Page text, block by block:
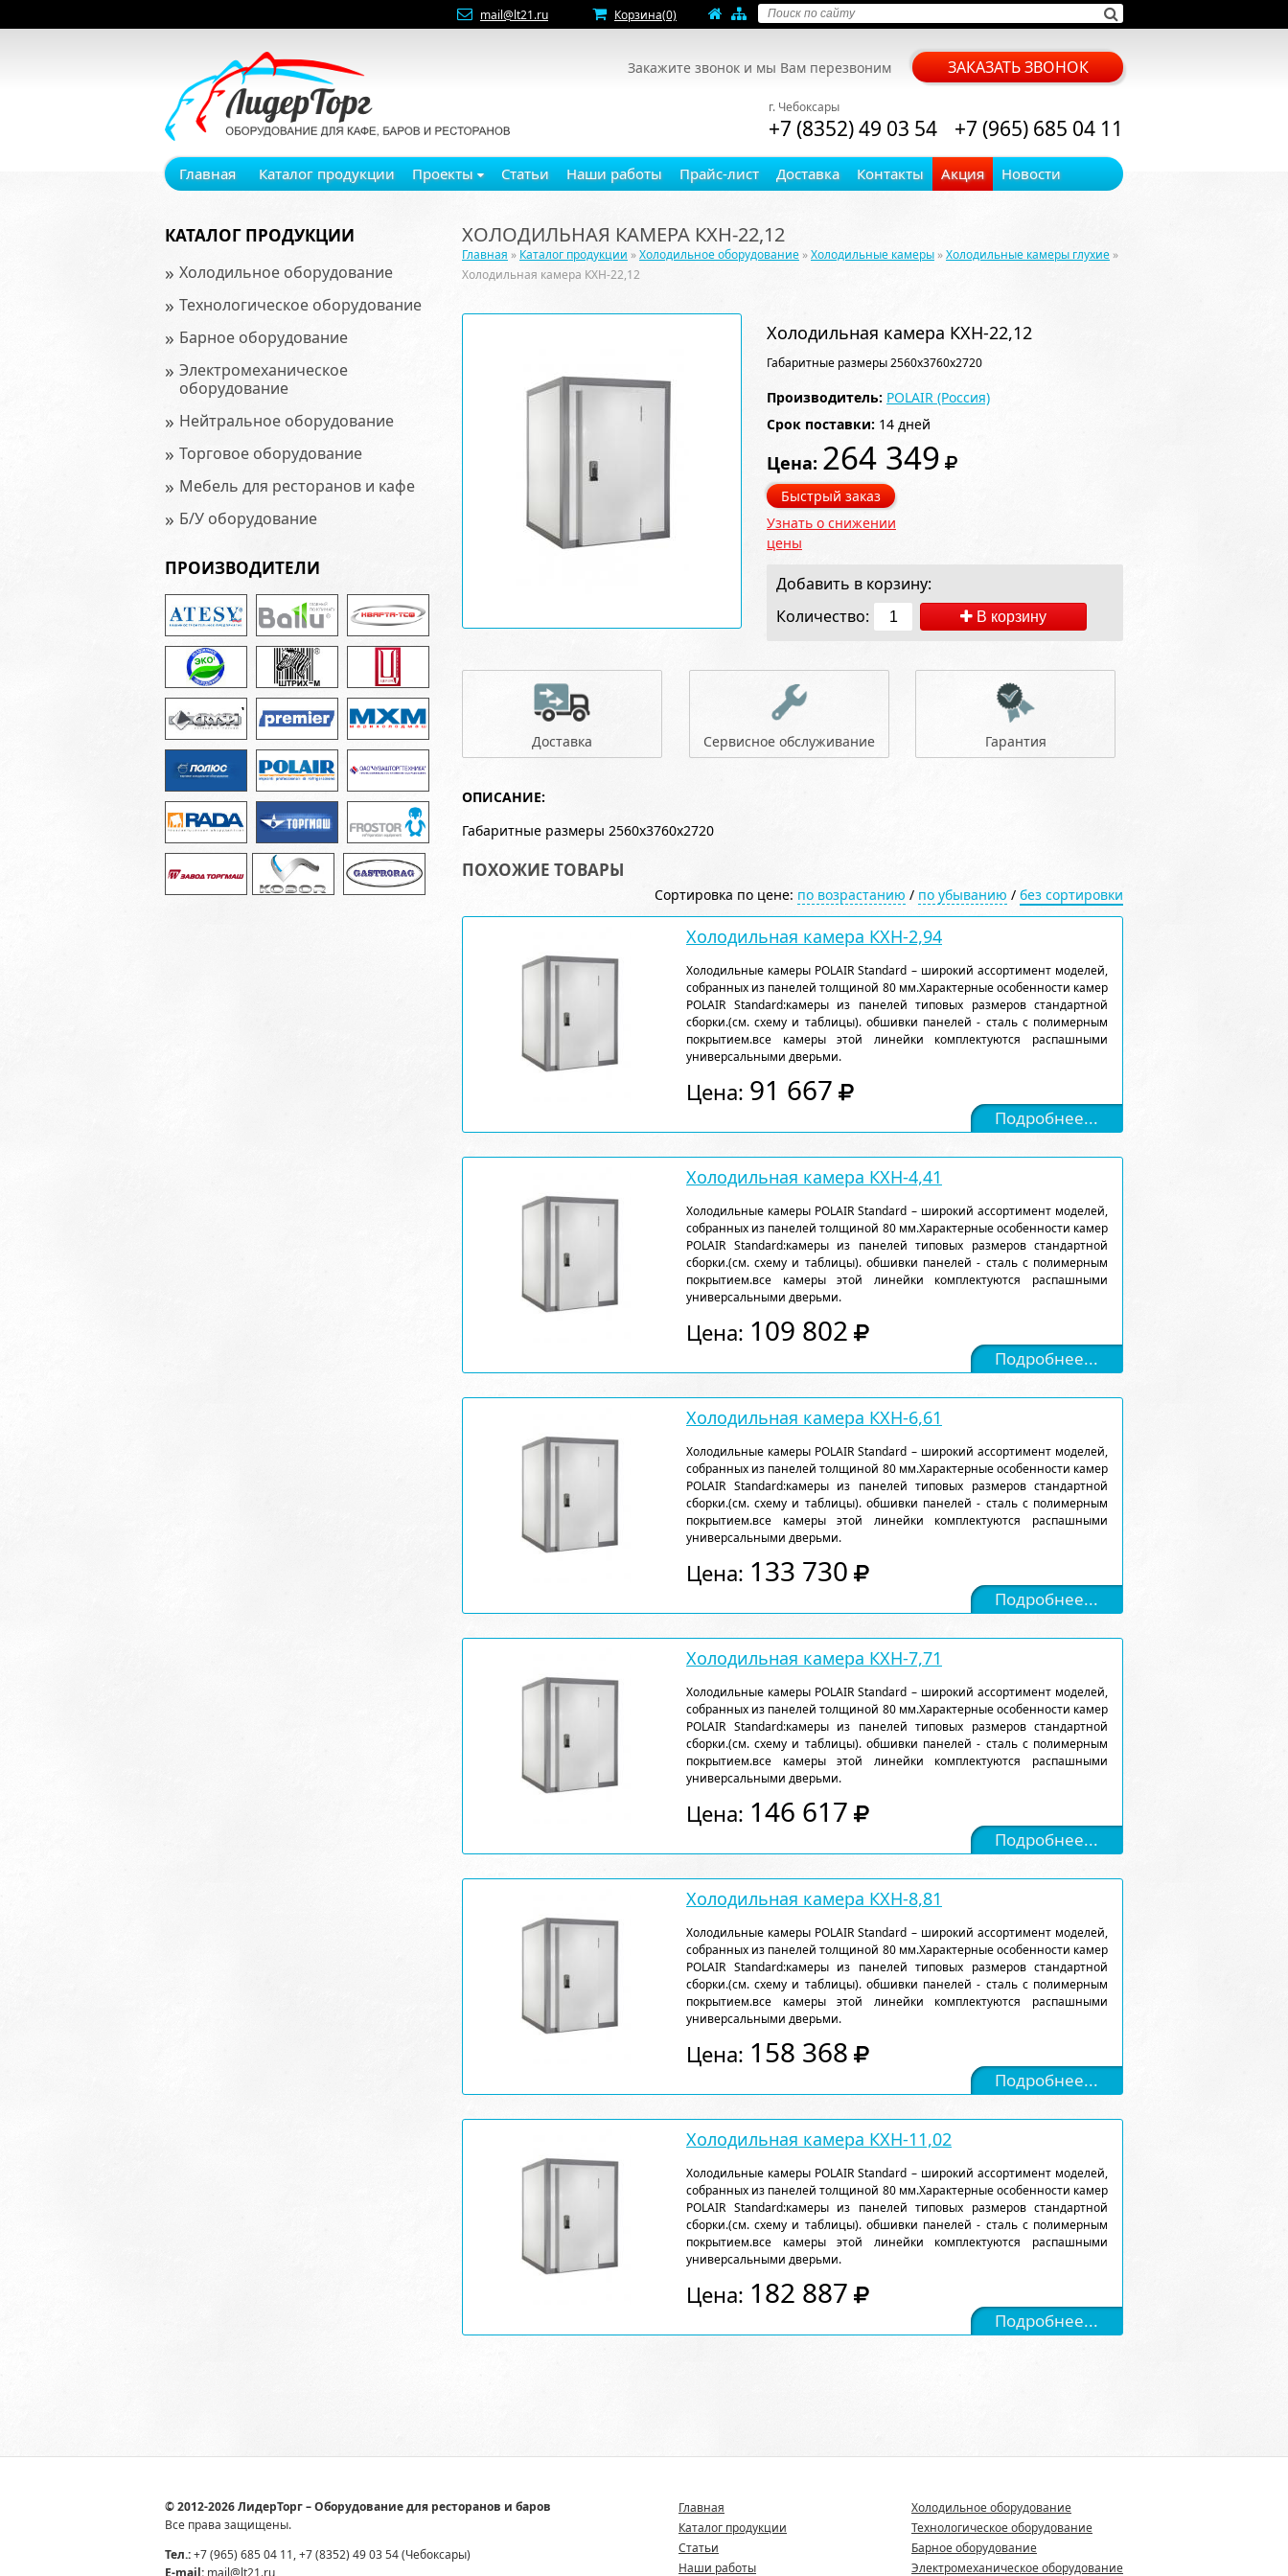
mail@lt21.ru Корзина(0)
Закажите звонок и мы Вам перезвоним ЗАКАЗАТЬ ЗВОНОК
г. Чебоксары
+7 (8352) 49 03 54 +7 (965) 685 04 11
Главная Каталог продукции Проекты Статьи Наши работы Прайс-лист Доставка Контакты Акция Новости
КАТАЛОГ ПРОДУКЦИИ
» Холодильное оборудование
» Технологическое оборудование
» Барное оборудование
» Электромеханическое
оборудование
» Нейтральное оборудование
» Торговое оборудование
» Мебель для ресторанов и кафе
» Б/У оборудование
ПРОИЗВОДИТЕЛИ
ХОЛОДИЛЬНАЯ КАМЕРА КХН-22,12
Главная » Каталог продукции »Холодильное оборудование »Холодильные камеры »Холодильные камеры глухие »
Холодильная камера КХН-22,12
Холодильная камера КХН-22,12
Габаритные размеры 2560x3760x2720
Производитель: POLAIR (Россия)
Срок поставки: 14 дней
Цена: 264 349
Быстрый заказ
Узнать о снижении
цены
Добавить в корзину:
Количество:
В корзину
Доставка Сервисное обслуживание Гарантия
ОПИСАНИЕ:
Габаритные размеры 2560x3760x2720
ПОХОЖИЕ ТОВАРЫ
Сортировка по цене: по возрастанию / по убыванию / без сортировки
Холодильная камера КХН-2,94
Холодильные камеры POLAIR Standard – широкий ассортимент моделей,
собранных из панелей толщиной 80 мм.Характерные особенности камер
POLAIR Standard:камеры из панелей типовых размеров стандартной
сборки.(см. схему и таблицы). обшивки панелей - сталь с полимерным
покрытием.все камеры этой линейки комплектуются распашными
универсальными дверьми.
Цена: 91 667
Подробнее...
Холодильная камера КХН-4,41
Холодильные камеры POLAIR Standard – широкий ассортимент моделей,
собранных из панелей толщиной 80 мм.Характерные особенности камер
POLAIR Standard:камеры из панелей типовых размеров стандартной
сборки.(см. схему и таблицы). обшивки панелей - сталь с полимерным
покрытием.все камеры этой линейки комплектуются распашными
универсальными дверьми.
Цена: 109 802
Подробнее...
Холодильная камера КХН-6,61
Холодильные камеры POLAIR Standard – широкий ассортимент моделей,
собранных из панелей толщиной 80 мм.Характерные особенности камер
POLAIR Standard:камеры из панелей типовых размеров стандартной
сборки.(см. схему и таблицы). обшивки панелей - сталь с полимерным
покрытием.все камеры этой линейки комплектуются распашными
универсальными дверьми.
Цена: 133 730
Подробнее...
Холодильная камера КХН-7,71
Холодильные камеры POLAIR Standard – широкий ассортимент моделей,
собранных из панелей толщиной 80 мм.Характерные особенности камер
POLAIR Standard:камеры из панелей типовых размеров стандартной
сборки.(см. схему и таблицы). обшивки панелей - сталь с полимерным
покрытием.все камеры этой линейки комплектуются распашными
универсальными дверьми.
Цена: 146 617
Подробнее...
Холодильная камера КХН-8,81
Холодильные камеры POLAIR Standard – широкий ассортимент моделей,
собранных из панелей толщиной 80 мм.Характерные особенности камер
POLAIR Standard:камеры из панелей типовых размеров стандартной
сборки.(см. схему и таблицы). обшивки панелей - сталь с полимерным
покрытием.все камеры этой линейки комплектуются распашными
универсальными дверьми.
Цена: 158 368
Подробнее...
Холодильная камера КХН-11,02
Холодильные камеры POLAIR Standard – широкий ассортимент моделей,
собранных из панелей толщиной 80 мм.Характерные особенности камер
POLAIR Standard:камеры из панелей типовых размеров стандартной
сборки.(см. схему и таблицы). обшивки панелей - сталь с полимерным
покрытием.все камеры этой линейки комплектуются распашными
универсальными дверьми.
Цена: 182 887
Подробнее...
© 2012-2026 ЛидерТорг – Оборудование для ресторанов и баров
Все права защищены.
Тел.:+7 (965) 685 04 11, +7 (8352) 49 03 54 (Чебоксары)
E-mail: mail@lt21.ru
Главная
Каталог продукции
Статьи
Наши работы
Холодильное оборудование
Технологическое оборудование
Барное оборудование
Электромеханическое оборудование